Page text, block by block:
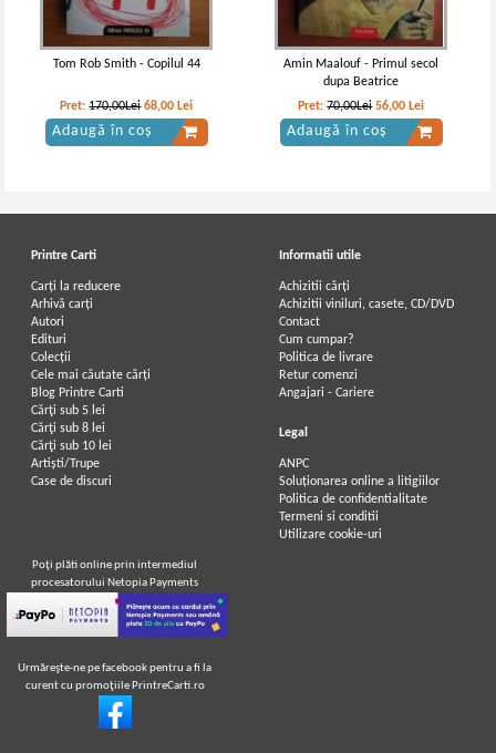
Tom Rob Smith - Copilul 44
Pret:170,00Lei 68,00 Lei
Adaugă în coș
Amin Maalouf - Primul secol
dupa Beatrice
Pret:70,00Lei 56,00 Lei
Adaugă în coș
Printre Carti
Carți la reducere
Arhivă carți
Autori
Edituri
Colecții
Cele mai căutate cărți
Blog Printre Carti
Cărţi sub 5 lei
Cărţi sub 8 lei
Cărţi sub 10 lei
Artiști/Trupe
Case de discuri
Informatii utile
Achizitii cărți
Achizitii viniluri, casete, CD/DVD
Contact
Cum cumpar?
Politica de livrare
Retur comenzi
Angajari - Cariere
Legal
ANPC
Soluționarea online a litigiilor
Politica de confidentialitate
Termeni si conditii
Utilizare cookie-uri
Poţi plăti online prin intermediul
procesatorului Netopia Payments
Urmăreşte-ne pe facebook pentru a fi la
curent cu promoţiile PrintreCarti.ro